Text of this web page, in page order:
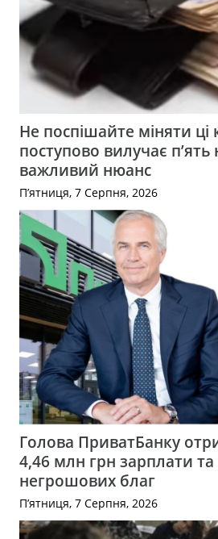
Не поспішайте міняти
поступово вилучає п’ять
важливий нюанс
П’ятниця, 7 Серпня, 2026
Голова ПриватБанку
4,46 млн грн зарплати та
негрошових благ
П’ятниця, 7 Серпня, 2026